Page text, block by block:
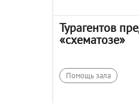
Турагентов
«схематозе»
Помощь зала